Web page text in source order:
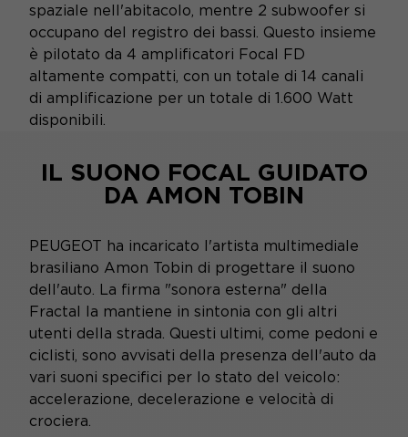
spaziale nell'abitacolo, mentre 2 subwoofer si
occupano del registro dei bassi. Questo insieme
è pilotato da 4 amplificatori Focal FD
altamente compatti, con un totale di 14 canali
di amplificazione per un totale di 1.600 Watt
disponibili.
IL SUONO FOCAL GUIDATO
DA AMON TOBIN
PEUGEOT ha incaricato l'artista multimediale
brasiliano Amon Tobin di progettare il suono
dell'auto. La firma "sonora esterna" della
Fractal la mantiene in sintonia con gli altri
utenti della strada. Questi ultimi, come pedoni e
ciclisti, sono avvisati della presenza dell'auto da
vari suoni specifici per lo stato del veicolo:
accelerazione, decelerazione e velocità di
crociera.